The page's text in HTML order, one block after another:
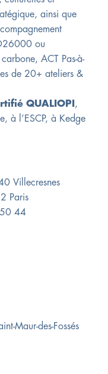
ainsi que
ou
ACT Pas-à-
de 20+ ateliers &
QUALIOPI ,
à l’ESCP, à Kedge
Villecresnes
Paris
44
Maur-des-Fossés